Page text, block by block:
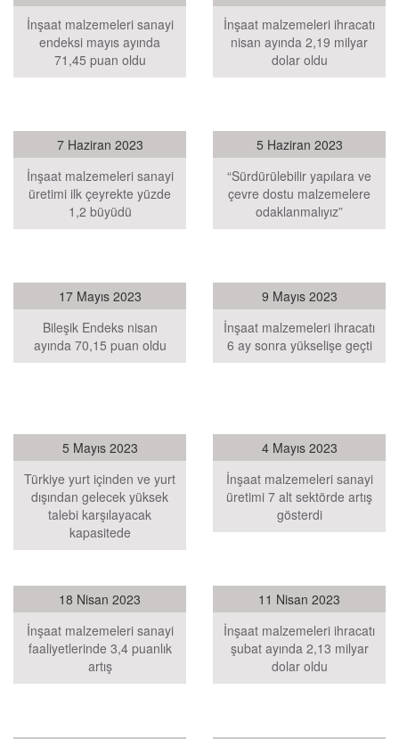
İnşaat malzemeleri sanayi
endeksi mayıs ayında
71,45 puan oldu
İnşaat malzemeleri ihracatı
nisan ayında 2,19 milyar
dolar oldu
7 Haziran 2023
İnşaat malzemeleri sanayi
üretimi ilk çeyrekte yüzde
1,2 büyüdü
5 Haziran 2023
“Sürdürülebilir yapılara ve
çevre dostu malzemelere
odaklanmalıyız”
17 Mayıs 2023
Bileşik Endeks nisan
ayında 70,15 puan oldu
9 Mayıs 2023
İnşaat malzemeleri ihracatı
6 ay sonra yükselişe geçti
5 Mayıs 2023
Türkiye yurt içinden ve yurt
dışından gelecek yüksek
talebi karşılayacak
kapasitede
4 Mayıs 2023
İnşaat malzemeleri sanayi
üretimi 7 alt sektörde artış
gösterdi
18 Nisan 2023
İnşaat malzemeleri sanayi
faaliyetlerinde 3,4 puanlık
artış
11 Nisan 2023
İnşaat malzemeleri ihracatı
şubat ayında 2,13 milyar
dolar oldu